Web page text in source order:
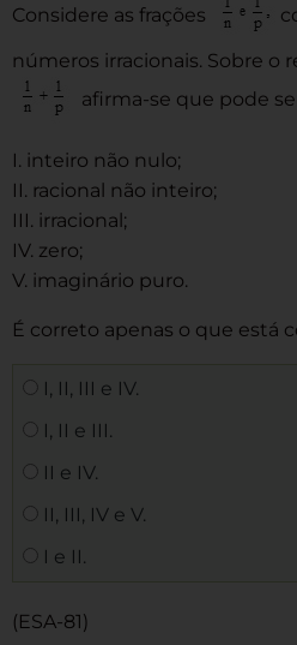
Considere as frações
números irracionais. Sobre o
afirma-se que pode
I. inteiro não nulo;
II. racional não inteiro;
III. irracional;
IV. zero;
V. imaginário puro.
É correto apenas o que está
I, II, III e IV.
I, II e III.
II e IV.
II, III, IV e V.
I e II.
(ESA-81)